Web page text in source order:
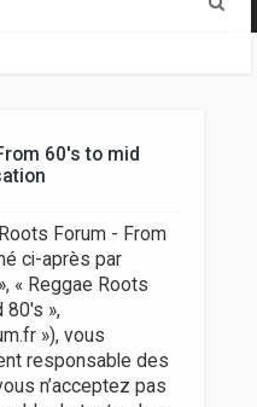
60's to mid
Forum - From
ci-après par
« Reggae Roots
80's »,
»), vous
responsable des
n’acceptez pas